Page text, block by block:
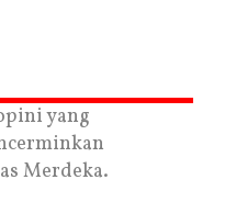
yang
Merdeka.